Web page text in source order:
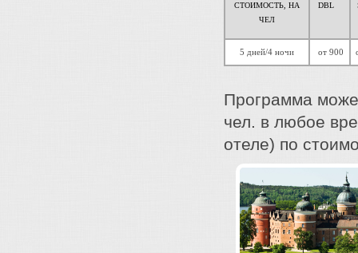
СТОИМОСТЬ, НА
ЧЕЛ
DBL
5 дней/4 ночи от 900
Программа
чел. в любое
отеле) по